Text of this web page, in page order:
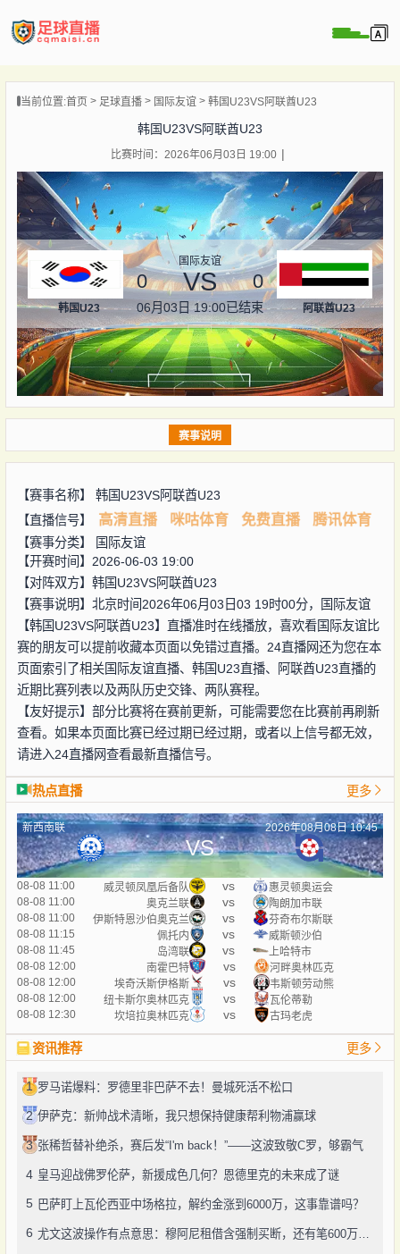
播
闻
当前位置:首页 足球直播 国际友谊 韩国U23VS阿联酋U23
韩国U23VS阿联酋U23
比赛时间：2026年06月03日 19:00
韩国U23
国际友谊
0 VS 0
06月03日 19:00已结束 阿联酋U23
赛事说明
【赛事名称】 韩国U23VS阿联酋U23
【直播信号】
高清直播 咪咕体育 免费直播 腾讯体育
【赛事分类】
国际友谊
【开赛时间】2026-06-03 19:00
【对阵双方】 韩国U23VS阿联酋U23
【赛事说明】北京时间2026年06月03日03 19时00分，国际友谊
【韩国U23VS阿联酋U23】直播准时在线播放，喜欢看国际友谊比
赛的朋友可以提前收藏本页面以免错过直播。24直播网还为您在本
页面索引了相关国际友谊直播、韩国U23直播、阿联酋U23直播的
近期比赛列表以及两队历史交锋、两队赛程。
【友好提示】部分比赛将在赛前更新，可能需要您在比赛前再刷新
查看。如果本页面比赛已经过期已经过期，或者以上信号都无效，
请进入24直播网查看最新直播信号。
热点直播 更多
新西南联 2026年08月08日 10:45
VS
08-08 11:00 威灵顿凤凰后备队 vs
惠灵顿奥运会
08-08 11:00
奥克兰联 vs
陶朗加市联
08-08 11:00
伊斯特恩沙伯奥克兰 vs
芬奇布尔斯联
08-08 11:15
佩托内 vs
威斯顿沙伯
08-08 11:45
岛湾联 vs
上哈特市
08-08 12:00
南霍巴特 vs
河畔奥林匹克
08-08 12:00
埃奇沃斯伊格斯 vs
韦斯顿劳动熊
08-08 12:00
纽卡斯尔奥林匹克 vs
瓦伦蒂勒
08-08 12:30
坎培拉奥林匹克 vs 古玛老虎
资讯推荐 更多
1 罗马诺爆料：罗德里非巴萨不去！曼城死活不松口
2 伊萨克：新帅战术清晰，我只想保持健康帮利物浦赢球
3 张稀哲替补绝杀，赛后发“I'm back！”——这波致敬C罗，够霸气
4 皇马迎战佛罗伦萨，新援成色几何？恩德里克的未来成了谜
5 巴萨盯上瓦伦西亚中场格拉，解约金涨到6000万，这事靠谱吗？
6